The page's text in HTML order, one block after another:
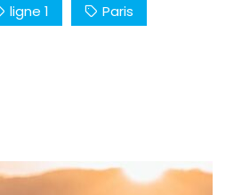
ligne 1
Paris